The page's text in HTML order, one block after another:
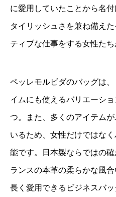
に愛用していたことから名
タイリッシュさを兼ね備え
ティブな仕事をする女性たち
ペッレモルビダのバッグは
イムにも使えるバリエーシ
つ。また、多くのアイテム
いるため、女性だけではな
能です。日本製ならではの
ランスの本革の柔らかな風
長く愛用できるビジネスバ